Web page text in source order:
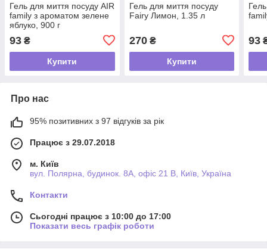
Гель для миття посуду AIR
family з ароматом зелене
яблуко, 900 г
93 ₴
Купити
Гель для миття посуду
Fairy Лимон, 1.35 л
270₴
Купити
93
Про нас
95% позитивних з 97 відгуків за рік
Працює з 29.07.2018
м. Київ
вул. Полярна, будинок. 8А, офіс 21 В, Київ, Україна
Контакти
Сьогодні працює з 10:00 до 17:00
Показати весь графік роботи